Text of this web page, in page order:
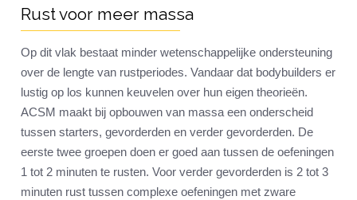
Rust voor meer massa
Op dit vlak bestaat minder wetenschappelijke ondersteuning
over de lengte van rustperiodes. Vandaar dat bodybuilders er
lustig op los kunnen keuvelen over hun eigen theorieën.
ACSM maakt bij opbouwen van massa een onderscheid
tussen starters, gevorderden en verder gevorderden. De
eerste twee groepen doen er goed aan tussen de oefeningen
1 tot 2 minuten te rusten. Voor verder gevorderden is 2 tot 3
minuten rust tussen complexe oefeningen met zware